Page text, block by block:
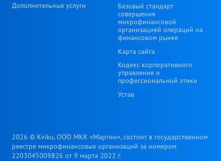
Дополнительные услуги
Базовый стандарт
совершения
микрофинансовой
организацией операций на
финансовом рынке
Карта сайта
Кодекс корпоративного
управления и
профессиональной этики
Устав
2026 © Kviku, ООО МКК «Мартин», состоит в государственном
реестре микрофинансовых организаций за номером
2203045009826 от 9 марта 2022 г.